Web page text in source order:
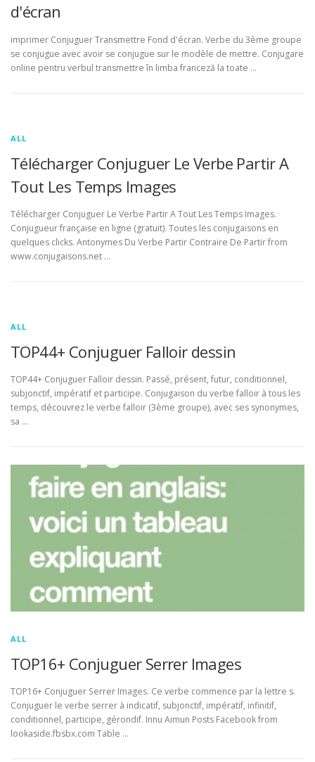
d'écran
imprimer Conjuguer Transmettre Fond d'écran. Verbe du 3ème groupe
se conjugue avec avoir se conjugue sur le modèle de mettre. Conjugare
online pentru verbul transmettre în limba franceză la toate …
ALL
Télécharger Conjuguer Le Verbe Partir A
Tout Les Temps Images
Télécharger Conjuguer Le Verbe Partir A Tout Les Temps Images.
Conjugueur française en ligne (gratuit). Toutes les conjugaisons en
quelques clicks. Antonymes Du Verbe Partir Contraire De Partir from
www.conjugaisons.net …
ALL
TOP44+ Conjuguer Falloir dessin
TOP44+ Conjuguer Falloir dessin. Passé, présent, futur, conditionnel,
subjonctif, impératif et participe. Conjugaison du verbe falloir à tous les
temps, découvrez le verbe falloir (3ème groupe), avec ses synonymes,
sa …
ALL
TOP16+ Conjuguer Serrer Images
TOP16+ Conjuguer Serrer Images. Ce verbe commence par la lettre s.
Conjuguer le verbe serrer à indicatif, subjonctif, impératif, infinitif,
conditionnel, participe, gérondif. Innu Aimun Posts Facebook from
lookaside.fbsbx.com Table …